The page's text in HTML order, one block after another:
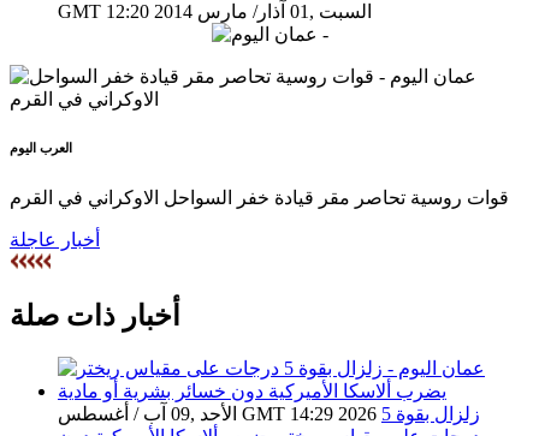
GMT 12:20 2014 السبت ,01 آذار/ مارس
العرب اليوم
قوات روسية تحاصر مقر قيادة خفر السواحل الاوكراني في القرم
أخبار عاجلة
أخبار ذات صلة
الأحد ,09 آب / أغسطس GMT 14:29 2026 زلزال بقوة 5